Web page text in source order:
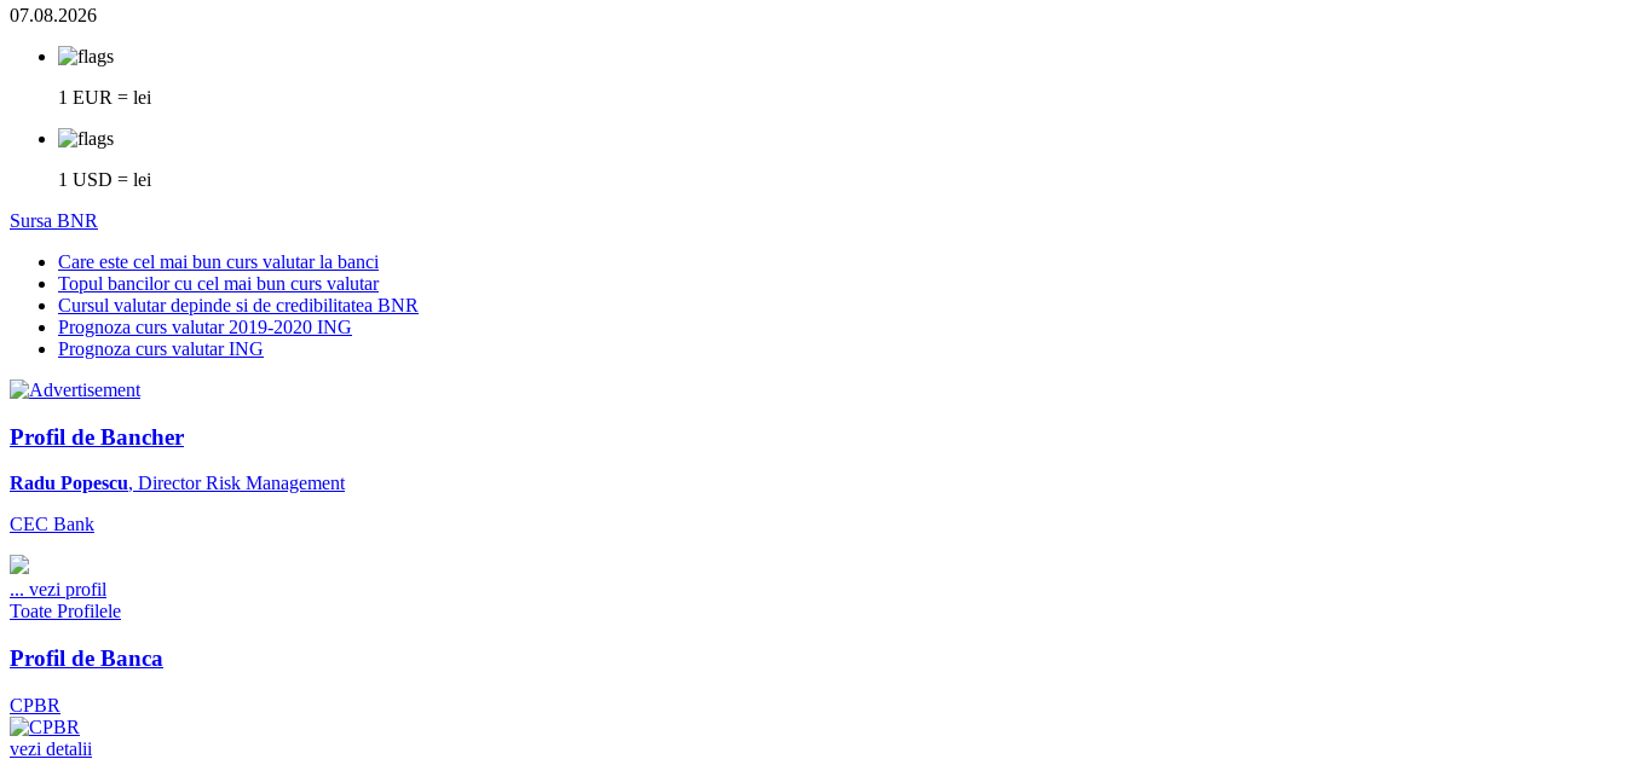
07.08.2026
1 EUR = lei
1 USD = lei
Sursa BNR
Care este cel mai bun curs valutar la banci
Topul bancilor cu cel mai bun curs valutar
Cursul valutar depinde si de credibilitatea BNR
Prognoza curs valutar 2019-2020 ING
Prognoza curs valutar ING
Profil de Bancher
Radu Popescu, Director Risk Management
CEC Bank
... vezi profil
Toate Profilele
Profil de Banca
CPBR
vezi detalii